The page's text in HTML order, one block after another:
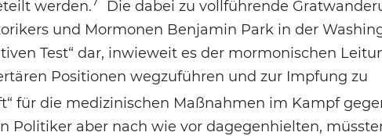
werden.
Die dabei zu vollführende
und Mormonen Benjamin Park in der
Test“ dar, inwieweit es der mormonischen
Positionen wegzuführen und zur Impfung zu
für die medizinischen Maßnahmen im Kampf
Politiker aber nach wie vor dagegenhielten,